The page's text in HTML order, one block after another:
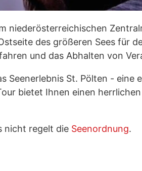
niederösterreichischen
des größeren Sees für
und das Abhalten von
Seenerlebnis St. Pölten - eine
bietet Ihnen einen
nicht regelt die Seenordnung.